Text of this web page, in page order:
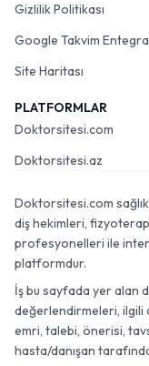
Gizlilik Politikası
Google Takvim
Site Haritası
PLATFORMLAR
Doktorsitesi.com
Doktorsitesi.az
Doktorsitesi.com
diş hekimleri,
profesyonelleri ile
platformdur.
İş bu sayfada yer alan
değerlendirmeleri, ilgili
emri, talebi, önerisi,
hasta/danışan